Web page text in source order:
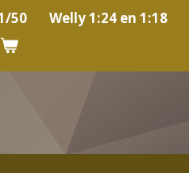
50 Welly 1:24 en 1:18